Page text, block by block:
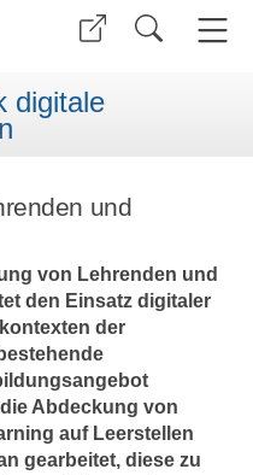
digitale
und
von Lehrenden und
den Einsatz digitaler
der
Abdeckung von
auf Leerstellen
gearbeitet, diese zu